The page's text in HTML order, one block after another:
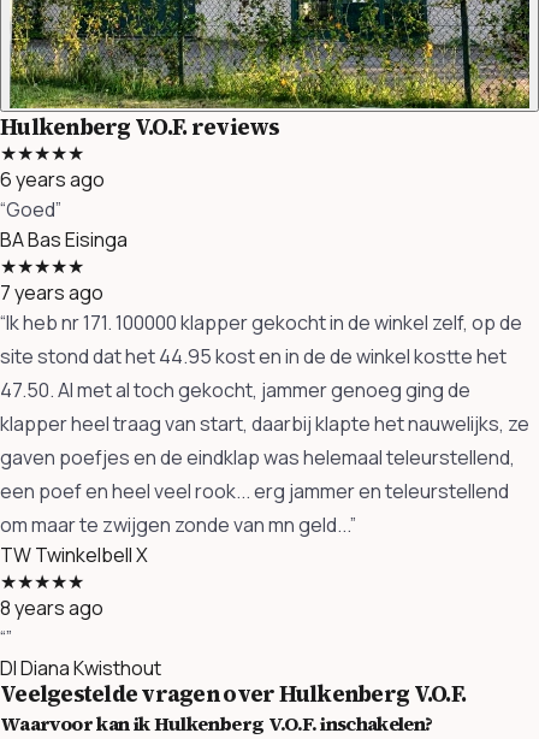
Hulkenberg V.O.F. reviews
★★★★★
6 years ago
“Goed”
BABas Eisinga
★★★★★
7 years ago
“Ik heb nr 171. 100000 klapper gekocht in de winkel zelf, op de
site stond dat het 44.95 kost en in de de winkel kostte het
47.50. Al met al toch gekocht, jammer genoeg ging de
klapper heel traag van start, daarbij klapte het nauwelijks, ze
gaven poefjes en de eindklap was helemaal teleurstellend,
een poef en heel veel rook... erg jammer en teleurstellend
om maar te zwijgen zonde van mn geld...”
TWTwinkelbell X
★★★★★
8 years ago
“”
DIDiana Kwisthout
Veelgestelde vragen over Hulkenberg V.O.F.
Waarvoor kan ik Hulkenberg V.O.F. inschakelen?